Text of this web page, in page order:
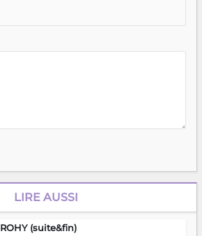
LIRE AUSSI
ROHY (suite&fin)